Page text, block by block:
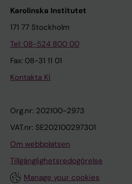
Karolinska Institutet
171 77 Stockholm
Tel: 08-524 800 00
Fax: 08-31 11 01
Kontakta KI
Org.nr: 202100-2973
VAT.nr: SE202100297301
Om webbplatsen
Tillgänglighetsredogörelse
Manage your cookies